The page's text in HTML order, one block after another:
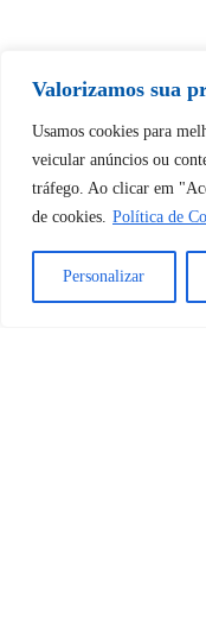
Valorizamos sua
Usamos cookies para
veicular anúncios ou
tráfego. Ao clicar em
de cookies. Política de
Personalizar
Tem